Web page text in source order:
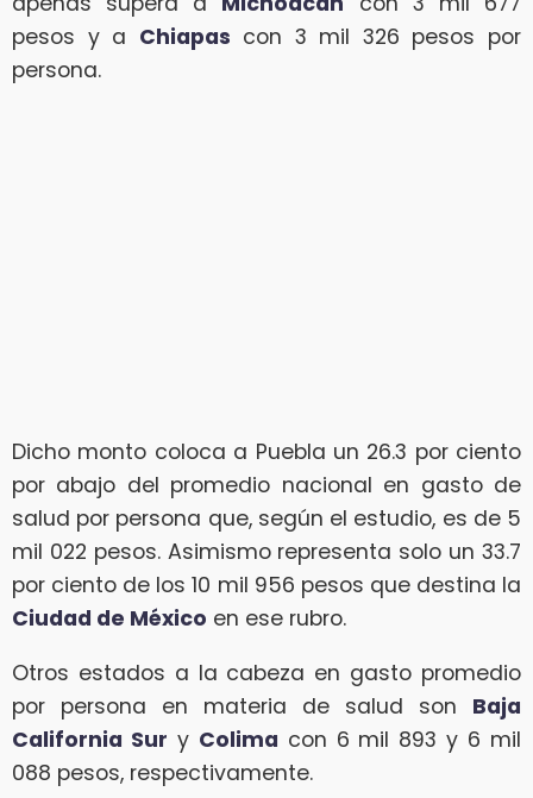
pesos y a Chiapas con 3 mil 326 pesos por
persona.
Dicho monto coloca a Puebla un 26.3 por ciento
por abajo del promedio nacional en gasto de
salud por persona que, según el estudio, es de 5
mil 022 pesos. Asimismo representa solo un 33.7
por ciento de los 10 mil 956 pesos que destina la
Ciudad de México en ese rubro.
Otros estados a la cabeza en gasto promedio
por persona en materia de salud son Baja
California Sur y Colima con 6 mil 893 y 6 mil
088 pesos, respectivamente.